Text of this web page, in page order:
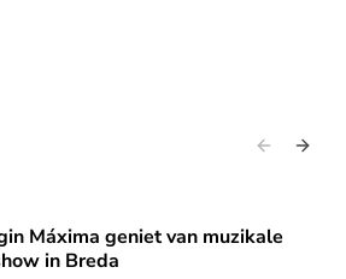
Máxima geniet van muzikale
in Breda
van muzikale kerstshow in Breda